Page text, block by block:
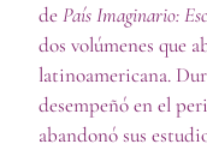
dePaís Imaginario:
dos volúmenes que
latinoamericana.
desempeñó en el
abandonó sus